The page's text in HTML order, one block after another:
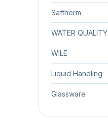
Saftherm
WATER QUALITY
WILE
Liquid Handling
Glassware